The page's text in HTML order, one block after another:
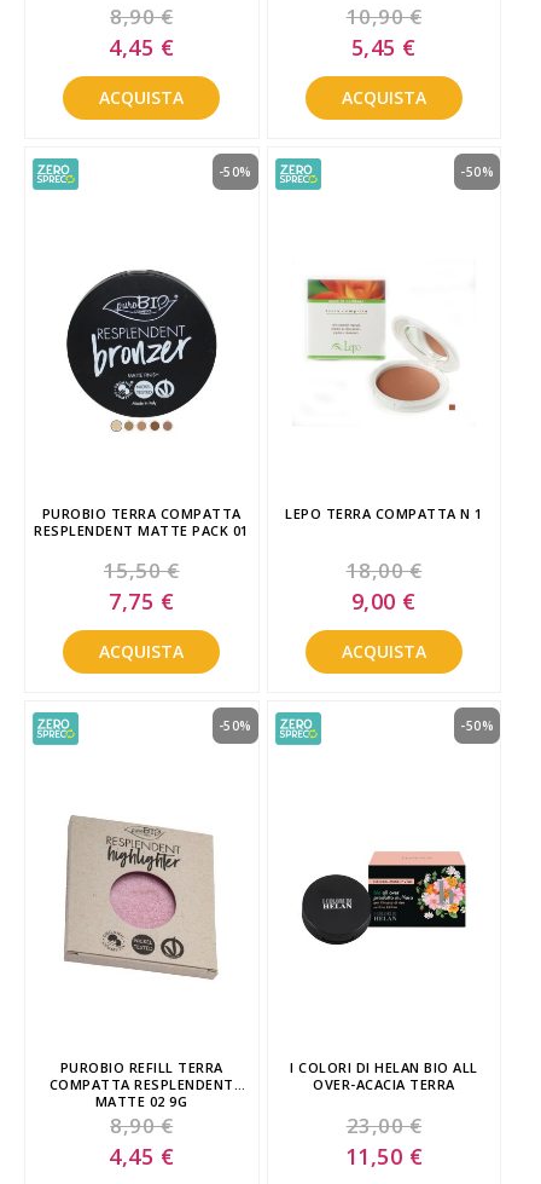
8,90 €
Special
Price
4,45 €
ACQUISTA
10,90 €
Special
Price
5,45 €
ACQUISTA
PUROBIO TERRA COMPATTA
RESPLENDENT MATTE PACK 01
15,50 €
-50%
Special
Price
7,75 €
ACQUISTA
LEPO TERRA COMPATTA N 1
18,00 €
-50%
Special
Price
9,00 €
ACQUISTA
PUROBIO REFILL TERRA
COMPATTA RESPLENDENT
MATTE 02 9G
8,90 €
-50%
Special
Price
4,45 €
I COLORI DI HELAN BIO ALL
OVER-ACACIA TERRA
23,00 €
-50%
Special
Price
11,50 €